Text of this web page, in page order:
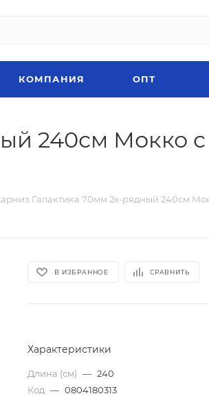
КОМПАНИЯ ОПТ
240см Мокко
Галактика 70мм 2х-рядный 240см
В ИЗБРАННОЕ СРАВНИТЬ
Характеристики
Длина (см) — 240
Код — 0804180313